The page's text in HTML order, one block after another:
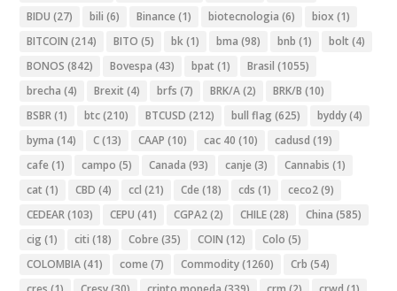
BIDU (27) bili (6) Binance (1) biotecnologia (6) biox (1)
BITCOIN (214) BITO (5) bk(1) bma (98) bnb (1) bolt (4)
BONOS (842) Bovespa (43) bpat (1) Brasil (1055)
brecha (4) Brexit (4) brfs (7) BRK/A(2) BRK/B (10)
BSBR(1) btc(210) BTCUSD (212) bull flag (625) byddy(4)
byma (14) C(13) CAAP (10) cac 40 (10) cadusd (19)
cafe (1) campo (5) Canada (93) canje (3) Cannabis (1)
cat (1) CBD (4) ccl (21) Cde (18) cds (1) ceco2(9)
CEDEAR(103) CEPU (41) CGPA2(2) CHILE(28) China (585)
cig (1) citi (18) Cobre (35) COIN (12) Colo (5)
COLOMBIA(41) come (7) Commodity(1260) Crb (54)